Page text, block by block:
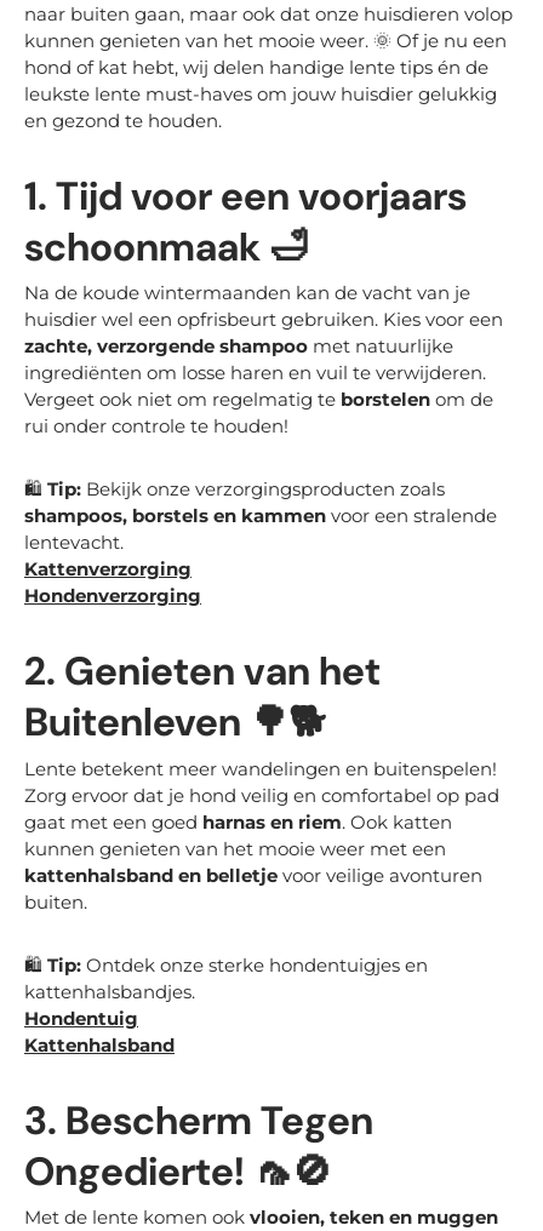
naar buiten gaan, maar ook dat onze huisdieren volop
kunnen genieten van het mooie weer. 🌞 Of je nu een
hond of kat hebt, wij delen handige lente tips én de
leukste lente must-haves om jouw huisdier gelukkig
en gezond te houden.
1. Tijd voor een voorjaars
schoonmaak 🛁
Na de koude wintermaanden kan de vacht van je
huisdier wel een opfrisbeurt gebruiken. Kies voor een
zachte, verzorgende shampoo met natuurlijke
ingrediënten om losse haren en vuil te verwijderen.
Vergeet ook niet om regelmatig te borstelen om de
rui onder controle te houden!
🛍 Tip: Bekijk onze verzorgingsproducten zoals
shampoos, borstels en kammen voor een stralende
lentevacht.
Kattenverzorging
Hondenverzorging
2. Genieten van het
Buitenleven 🌳🐕
Lente betekent meer wandelingen en buitenspelen!
Zorg ervoor dat je hond veilig en comfortabel op pad
gaat met een goed harnas en riem. Ook katten
kunnen genieten van het mooie weer met een
kattenhalsband en belletje voor veilige avonturen
buiten.
🛍 Tip: Ontdek onze sterke hondentuigjes en
kattenhalsbandjes.
Hondentuig
Kattenhalsband
3. Bescherm Tegen
Ongedierte! 🦟🚫
Met de lente komen ook vlooien, teken en muggen